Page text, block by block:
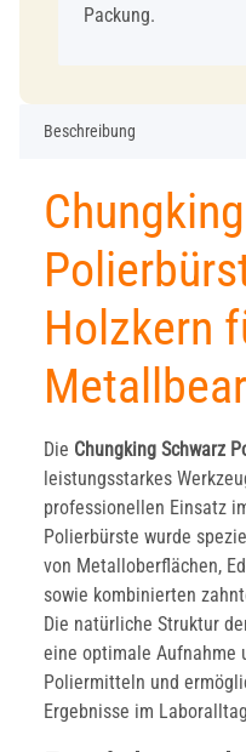
Packung.
Beschreibung
Holzkern
Die Chungking Schwarz
leistungsstarkes
professionellen Einsatz
Polierbürste wurde
von Metalloberflächen,
sowie kombinierten
Die natürliche Struktur
eine optimale Aufnahme
Poliermitteln und
Ergebnisse im